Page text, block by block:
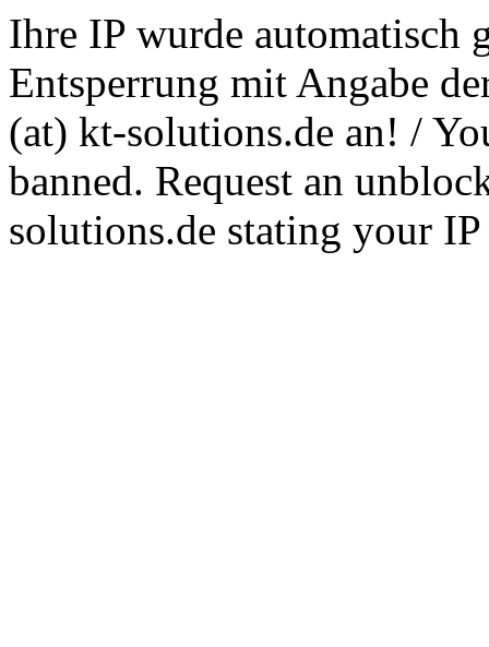
Ihre IP wurde automatisch
Entsperrung mit Angabe
(at) kt-solutions.de an! /
banned. Request an
solutions.de stating your